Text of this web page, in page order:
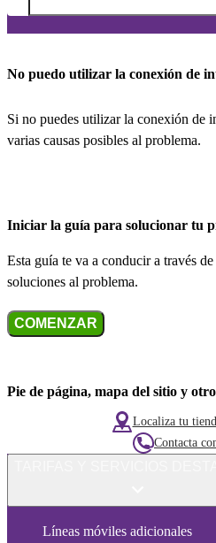
No puedo utilizar la conexión de
Si no puedes utilizar la conexión de
varias causas posibles al problema.
Iniciar la guía para solucionar tu
Esta guía te va a conducir a través
soluciones al problema.
COMENZAR
Pie de página, mapa del sitio y
Localiza tu
Contacta
Líneas móviles adicionales